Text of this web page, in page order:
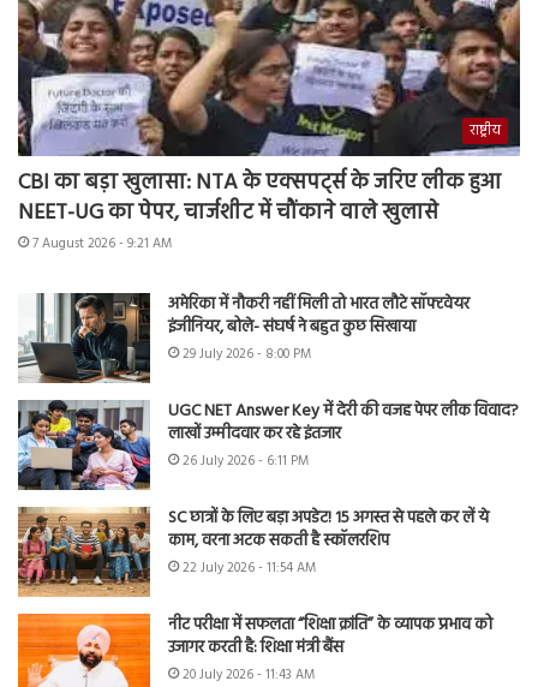
राष्ट्रीय
CBI का बड़ा खुलासा: NTA के एक्सपर्ट्स के जरिए लीक हुआ
NEET-UG का पेपर, चार्जशीट में चौंकाने वाले खुलासे
7 August 2026 - 9:21 AM
अमेरिका में नौकरी नहीं मिली तो भारत लौटे सॉफ्टवेयर
इंजीनियर, बोले- संघर्ष ने बहुत कुछ सिखाया
29 July 2026 - 8:00 PM
UGC NET Answer Key में देरी की वजह पेपर लीक विवाद?
लाखों उम्मीदवार कर रहे इंतजार
26 July 2026 - 6:11 PM
SC छात्रों के लिए बड़ा अपडेट! 15 अगस्त से पहले कर लें ये
काम, वरना अटक सकती है स्कॉलरशिप
22 July 2026 - 11:54 AM
नीट परीक्षा में सफलता “शिक्षा क्रांति” के व्यापक प्रभाव को
उजागर करती है: शिक्षा मंत्री बैंस
20 July 2026 - 11:43 AM